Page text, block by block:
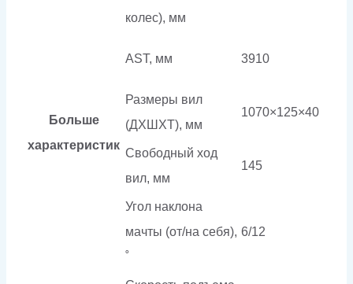
Больше
характеристик
колес), мм
AST, мм 3910
Размеры вил
(ДXШXТ), мм
1070×125×40
Свободный ход
вил, мм
145
Угол наклона
мачты (от/на себя),
˚
6/12